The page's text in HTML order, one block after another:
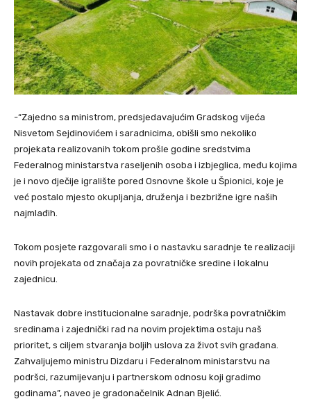
-“Zajedno sa ministrom, predsjedavajućim Gradskog vijeća
Nisvetom Sejdinovićem i saradnicima, obišli smo nekoliko
projekata realizovanih tokom prošle godine sredstvima
Federalnog ministarstva raseljenih osoba i izbjeglica, među kojima
je i novo dječije igralište pored Osnovne škole u Špionici, koje je
već postalo mjesto okupljanja, druženja i bezbrižne igre naših
najmlađih.
Tokom posjete razgovarali smo i o nastavku saradnje te realizaciji
novih projekata od značaja za povratničke sredine i lokalnu
zajednicu.
Nastavak dobre institucionalne saradnje, podrška povratničkim
sredinama i zajednički rad na novim projektima ostaju naš
prioritet, s ciljem stvaranja boljih uslova za život svih građana.
Zahvaljujemo ministru Dizdaru i Federalnom ministarstvu na
podršci, razumijevanju i partnerskom odnosu koji gradimo
godinama”, naveo je gradonačelnik Adnan Bjelić.